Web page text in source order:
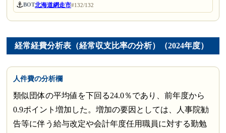
⚓BOT北海道網走市#132/132
経常経費分析表（経常収支比率の分析）（2024年度）
人件費の分析欄
類似団体の平均値を下回る24.0％であり、前年度から
0.9ポイント増加した。増加の要因としては、人事院勧
告等に伴う給与改定や会計年度任用職員に対する勤勉